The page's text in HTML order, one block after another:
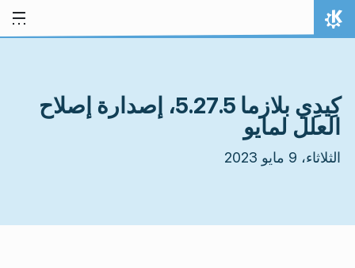
تخط المحتوى
الصفحة الرئيسة
كِيدِي بلازما 5.27.5، إصدارة إصلاح
العلل لمايو
الثلاثاء، 9 مايو 2023